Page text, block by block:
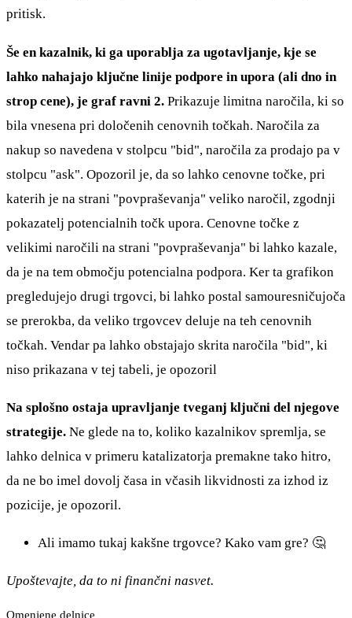
pritisk.
Še en kazalnik, ki ga uporablja za ugotavljanje, kje se
lahko nahajajo ključne linije podpore in upora (ali dno in
strop cene), je graf ravni 2. Prikazuje limitna naročila, ki so
bila vnesena pri določenih cenovnih točkah. Naročila za
nakup so navedena v stolpcu "bid", naročila za prodajo pa v
stolpcu "ask". Opozoril je, da so lahko cenovne točke, pri
katerih je na strani "povpraševanja" veliko naročil, zgodnji
pokazatelj potencialnih točk upora. Cenovne točke z
velikimi naročili na strani "povpraševanja" bi lahko kazale,
da je na tem območju potencialna podpora. Ker ta grafikon
pregledujejo drugi trgovci, bi lahko postal samouresničujoča
se prerokba, da veliko trgovcev deluje na teh cenovnih
točkah. Vendar pa lahko obstajajo skrita naročila "bid", ki
niso prikazana v tej tabeli, je opozoril
Na splošno ostaja upravljanje tveganj ključni del njegove
strategije. Ne glede na to, koliko kazalnikov spremlja, se
lahko delnica v primeru katalizatorja premakne tako hitro,
da ne bo imel dovolj časa in včasih likvidnosti za izhod iz
pozicije, je opozoril.
Ali imamo tukaj kakšne trgovce? Kako vam gre? 🤔
Upoštevajte, da to ni finančni nasvet.
Omenjene delnice